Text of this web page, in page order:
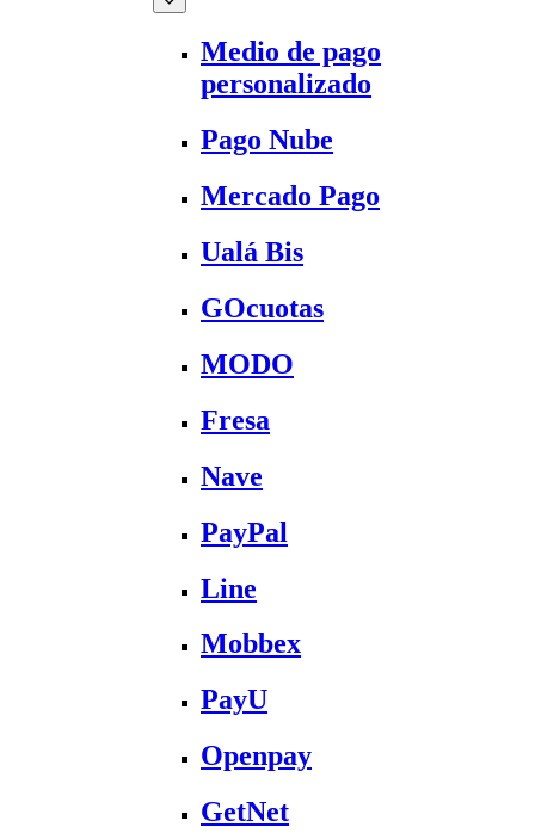
Medio de pago
personalizado
Pago Nube
Mercado Pago
Ualá Bis
GOcuotas
MODO
Fresa
Nave
PayPal
Line
Mobbex
PayU
Openpay
GetNet